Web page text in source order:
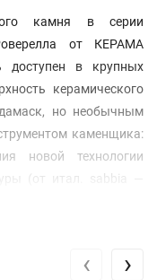
камня в серии
от КЕРАМА
в крупных
керамического
но необычным
каменщика:
новой технологии
(от итал. sabbia —
на пол благодаря
‹ ›